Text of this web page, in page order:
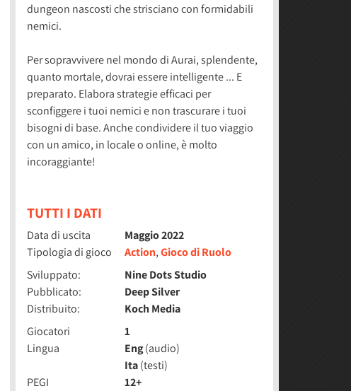
dungeon nascosti che strisciano con formidabili
nemici.
Per sopravvivere nel mondo di Aurai, splendente,
quanto mortale, dovrai essere intelligente ... E
preparato. Elabora strategie efficaci per
sconfiggere i tuoi nemici e non trascurare i tuoi
bisogni di base. Anche condividere il tuo viaggio
con un amico, in locale o online, è molto
incoraggiante!
TUTTI I DATI
Data di uscita
Maggio 2022
Tipologia di gioco
Action,Gioco di Ruolo
Sviluppato:
Nine Dots Studio
Pubblicato:
Deep Silver
Distribuito:
Koch Media
Giocatori
1
Lingua
Eng(audio)
Ita(testi)
PEGI
12+